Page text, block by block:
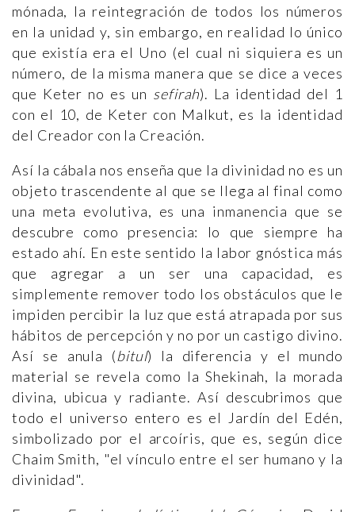
mónada, la reintegración de todos los números
en la unidad y, sin embargo, en realidad lo único
que existía era el Uno (el cual ni siquiera es un
número, de la misma manera que se dice a veces
que Keter no es un sefirah). La identidad del 1
con el 10, de Keter con Malkut, es la identidad
del Creador con la Creación.
Así la cábala nos enseña que la divinidad no es un
objeto trascendente al que se llega al final como
una meta evolutiva, es una inmanencia que se
descubre como presencia: lo que siempre ha
estado ahí. En este sentido la labor gnóstica más
que agregar a un ser una capacidad, es
simplemente remover todo los obstáculos que le
impiden percibir la luz que está atrapada por sus
hábitos de percepción y no por un castigo divino.
Así se anula (bitul) la diferencia y el mundo
material se revela como la Shekinah, la morada
divina, ubicua y radiante. Así descubrimos que
todo el universo entero es el Jardín del Edén,
simbolizado por el arcoíris, que es, según dice
Chaim Smith, "el vínculo entre el ser humano y la
divinidad".